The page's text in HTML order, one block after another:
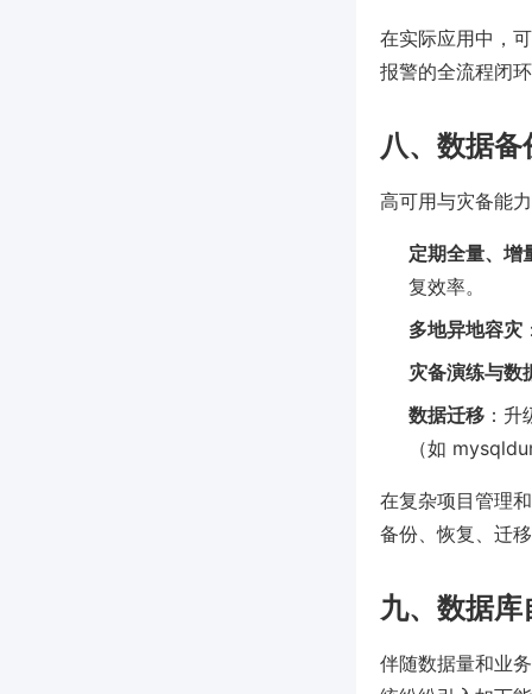
在实际应用中，
报警的全流程闭
八、数据
高可用与灾备能
定期全量、增
复效率。
多地异地容灾
灾备演练与数
数据迁移 ：
（如
在复杂项目管理
备份、恢复、迁
九、数据
伴随数据量和业